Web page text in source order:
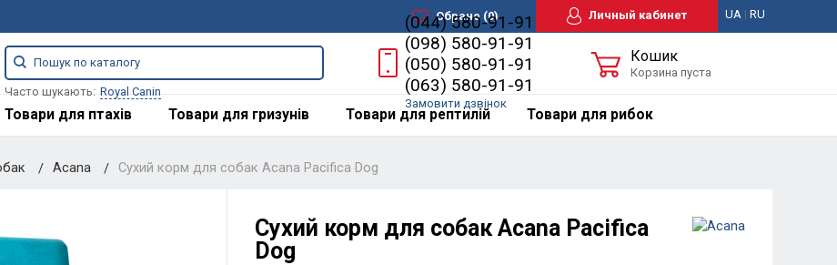
Обране(0) Личный кабинет UA| RU
Часто шукають: Royal Canin
(044) 580-91-91
(098) 580-91-91
(050) 580-91-91
(063) 580-91-91
Замовити дзвінок
Кошик
Корзина пуста
Товари для птахів Товари для гризунів Товари для рептилій Товари для рибок
Acana Сухий корм для собак Acana Pacifica Dog
Сухий корм для собак Acana Pacifica
Dog